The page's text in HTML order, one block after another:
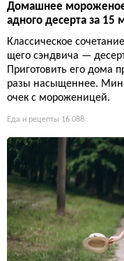
Домашнее
адного десерта за 15
Классическое
щего сэндвича —
Приготовить его дома
разы насыщеннее.
очек с мороженицей.
Еда и рецепты 16 088